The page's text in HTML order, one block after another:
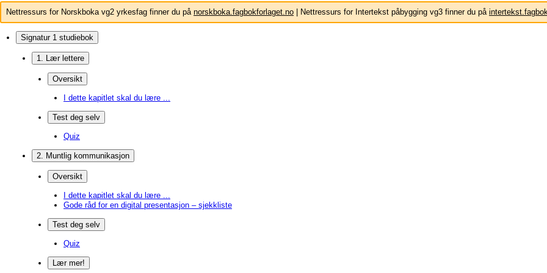
Nettressurs for Norskboka vg2 yrkesfag finner du på norskboka.fagbokforlaget.no | Nettressurs for Intertekst påbygging vg3 finner du på
Signatur 1 studiebok
1. Lær lettere
Oversikt
I dette kapitlet skal du lære ...
Test deg selv
Quiz
2. Muntlig kommunikasjon
Oversikt
I dette kapitlet skal du lære ...
Gode råd for en digital presentasjon – sjekkliste
Test deg selv
Quiz
Lær mer!